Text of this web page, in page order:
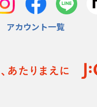
ルディケ「15番は
アカウント一覧